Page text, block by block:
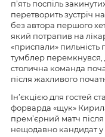
п’ять поспіль
перетворить зустріч
без автора першого
який потрапив на
«приспали» пильність
тумблер перемкнувся,
столична команда
після жахливого
Ін’єкцією для гостей
форварда «щук»
прем’єрний матч
нещодавно кандидат